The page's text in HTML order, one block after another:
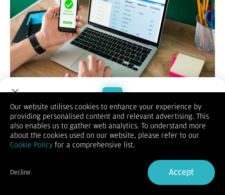
Ilustrasi cara mengatasi pinjol sebar data sebelum jatuh tempo
(Foto:Freepik)
JAKARTA - Ada 6 cara mengatasi pinjol sebar data sebelum
jatuh tempo. Tentunya ini perlu diperhatikan agar nasabah
bisa menjaga data pribadinya.
1. Hapus Aplikasi Pinjol
Nasabah juga dapat melakukan tips ini dengan menghapus
Welcome to Dupoin.
Trade with a Trusted Broker
Sign in
Our website utilises cookies to enhance your experience by
providing personalised content and relevant advertising. This
also enables us to gather web analytics. To understand more
about the cookies used on our website, please refer to our
Cookie Policy for a comprehensive list.
Decline Accept